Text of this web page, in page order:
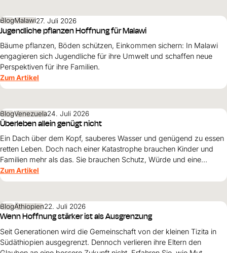
BlogMalawi27. Juli 2026
Jugendliche pflanzen Hoffnung für Malawi
Bäume pflanzen, Böden schützen, Einkommen sichern: In Malawi
engagieren sich Jugendliche für ihre Umwelt und schaffen neue
Perspektiven für ihre Familien.
Zum Artikel
BlogVenezuela24. Juli 2026
Überleben allein genügt nicht
Ein Dach über dem Kopf, sauberes Wasser und genügend zu essen
retten Leben. Doch nach einer Katastrophe brauchen Kinder und
Familien mehr als das. Sie brauchen Schutz, Würde und eine
Perspektive. Maribel Prada, Country Manager von World Vision
Venezuela, beschreibt, weshalb diese Grundsätze den
Überleben allein nicht genügt.
Zum Artikel
BlogÄthiopien22. Juli 2026
Wenn Hoffnung stärker ist als Ausgrenzung
Seit Generationen wird die Gemeinschaft von der kleinen Tizita in
Südäthiopien ausgegrenzt. Dennoch verlieren ihre Eltern den